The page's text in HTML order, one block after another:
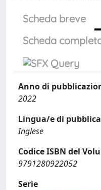
Scheda breve
Scheda
Anno di
2022
Lingua/e di
Inglese
Codice ISBN del
9791280922052
Serie